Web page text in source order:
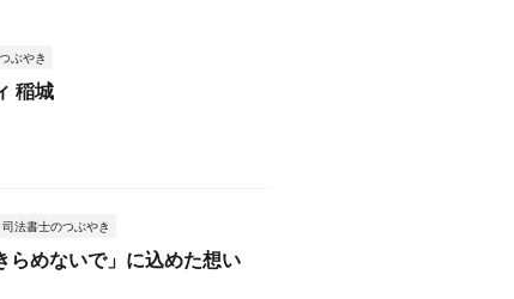
ぶやき
稲城
司法書士のつぶやき
らめないで」に込めた想い